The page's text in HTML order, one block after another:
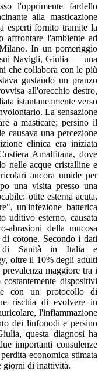
l'opprimente fardello
alla masticazione
esperti fornito tramite la
affrontare l'ambiente ad
In un pomeriggio
sui Navigli, Giulia — una
che collabora con le più
gustando un pranzo
all'orecchio destro,
istantaneamente verso
La sensazione
a masticare; persino il
causava una percezione
clinica era iniziata
Amalfitana, dove
nelle acque cristalline e
ancora umide per
una visita presso una
otite esterna acuta,
un'infezione batterica
uditivo esterno, causata
abrasioni della mucosa
cotone. Secondo i dati
di Sanità in Italia e
oltre il 10% degli adulti
maggiore tra i
dispositivi
con un protocollo di
rischia di evolvere in
l'infiammazione
dei linfonodi e persino
questa diagnosi ha
importanti consulenze
economica stimata
giorni di inattività.